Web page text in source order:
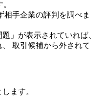
相手企業の評判を調べま
」が表示されていれば、
、 取引候補から外されて
ます。